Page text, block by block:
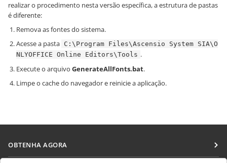
realizar o procedimento nesta versão específica, a estrutura de pastas
é diferente:
Remova as fontes do sistema.
Acesse a pasta C:\Program Files\Ascensio System SIA\O
NLYOFFICE Online Editors\Tools .
Execute o arquivo GenerateAllFonts.bat.
Limpe o cache do navegador e reinicie a aplicação.
OBTENHA AGORA
Docs